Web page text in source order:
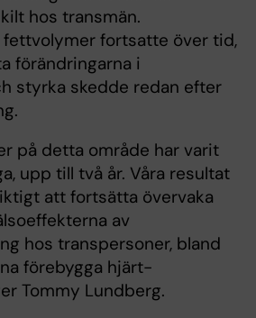
hos transmän.
fettvolymer fortsatte över tid,
förändringarna i
styrka skedde redan efter
på detta område har varit
upp till två år. Våra resultat
att fortsätta övervaka
av
hos transpersoner, bland
förebygga hjärt-
Tommy Lundberg.